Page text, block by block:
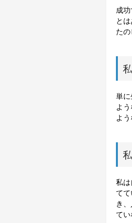
成
と
たの
単
よ
よ
私
て
き
て